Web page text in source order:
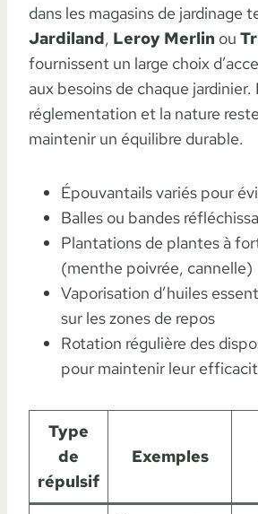
dans les magasins de jardinage
Jardiland, Leroy Merlin ou
fournissent un large choix
aux besoins de chaque
réglementation et la nature
maintenir un équilibre durable.
Épouvantails variés pour
Balles ou bandes
Plantations de plantes à
(menthe poivrée, cannelle)
Vaporisation d’huiles
sur les zones de repos
Rotation régulière des
pour maintenir leur
Type
de
répulsif
Exemples